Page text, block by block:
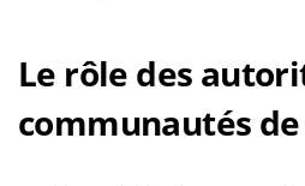
Le rôle des
communautés